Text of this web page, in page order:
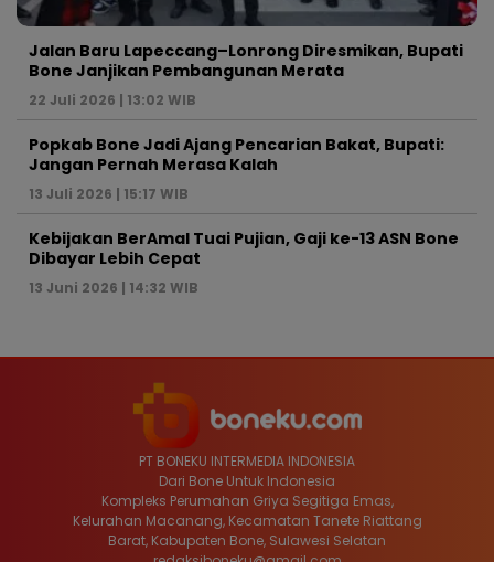
Jalan Baru Lapeccang–Lonrong Diresmikan, Bupati
Bone Janjikan Pembangunan Merata
22 Juli 2026 | 13:02 WIB
Popkab Bone Jadi Ajang Pencarian Bakat, Bupati:
Jangan Pernah Merasa Kalah
13 Juli 2026 | 15:17 WIB
Kebijakan BerAmal Tuai Pujian, Gaji ke-13 ASN Bone
Dibayar Lebih Cepat
13 Juni 2026 | 14:32 WIB
PT BONEKU INTERMEDIA INDONESIA
Dari Bone Untuk Indonesia
Kompleks Perumahan Griya Segitiga Emas,
Kelurahan Macanang, Kecamatan Tanete Riattang
Barat, Kabupaten Bone, Sulawesi Selatan